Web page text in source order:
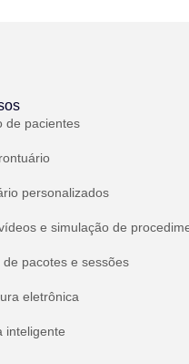
de pacientes
personalizados
e simulação de
de pacotes e sessões
eletrônica
inteligente